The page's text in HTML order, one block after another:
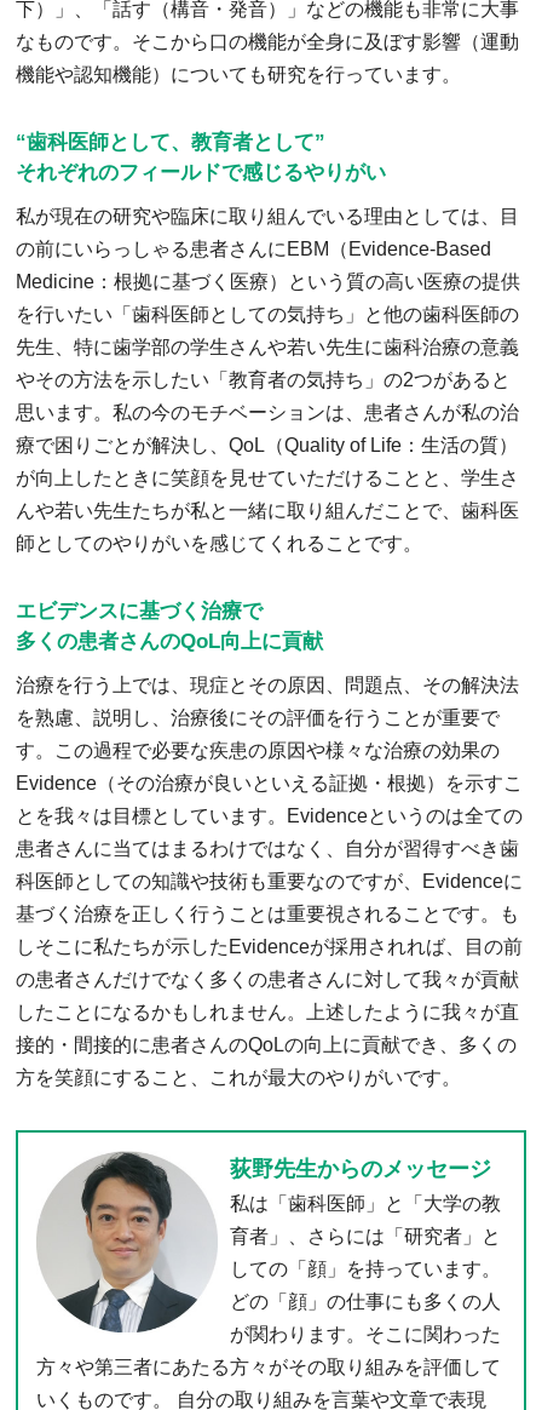
下）」、「話す（構音・発音）」などの機能も非常に大事
なものです。そこから口の機能が全身に及ぼす影響（運動
機能や認知機能）についても研究を行っています。
“歯科医師として、教育者として”
それぞれのフィールドで感じるやりがい
私が現在の研究や臨床に取り組んでいる理由としては、目
の前にいらっしゃる患者さんにEBM（Evidence-Based
Medicine：根拠に基づく医療）という質の高い医療の提供
を行いたい「歯科医師としての気持ち」と他の歯科医師の
先生、特に歯学部の学生さんや若い先生に歯科治療の意義
やその方法を示したい「教育者の気持ち」の2つがあると
思います。私の今のモチベーションは、患者さんが私の治
療で困りごとが解決し、QoL（Quality of Life：生活の質）
が向上したときに笑顔を見せていただけることと、学生さ
んや若い先生たちが私と一緒に取り組んだことで、歯科医
師としてのやりがいを感じてくれることです。
エビデンスに基づく治療で
多くの患者さんのQoL向上に貢献
治療を行う上では、現症とその原因、問題点、その解決法
を熟慮、説明し、治療後にその評価を行うことが重要で
す。この過程で必要な疾患の原因や様々な治療の効果の
Evidence（その治療が良いといえる証拠・根拠）を示すこ
とを我々は目標としています。Evidenceというのは全ての
患者さんに当てはまるわけではなく、自分が習得すべき歯
科医師としての知識や技術も重要なのですが、Evidenceに
基づく治療を正しく行うことは重要視されることです。も
しそこに私たちが示したEvidenceが採用されれば、目の前
の患者さんだけでなく多くの患者さんに対して我々が貢献
したことになるかもしれません。上述したように我々が直
接的・間接的に患者さんのQoLの向上に貢献でき、多くの
方を笑顔にすること、これが最大のやりがいです。
荻野先生からのメッセージ
私は「歯科医師」と「大学の教
育者」、さらには「研究者」と
しての「顔」を持っています。
どの「顔」の仕事にも多くの人
が関わります。そこに関わった
方々や第三者にあたる方々がその取り組みを評価して
いくものです。 自分の取り組みを言葉や文章で表現